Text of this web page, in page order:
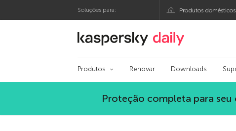
Soluções para: Produtos domésticos
Blog oficial da Kaspersky
Produtos Renovar Downloads
Proteção completa para seu